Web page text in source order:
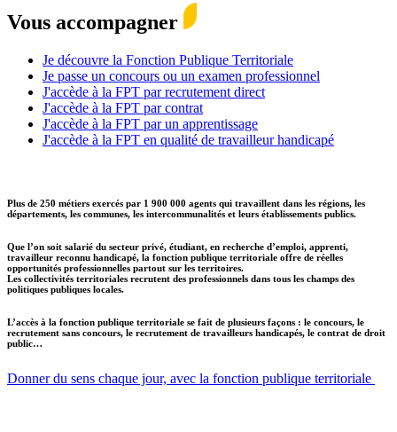
Plus de 250 métiers exercés par 1 900 000 agents qui travaillent dans les régions, les
départements, les communes, les intercommunalités et leurs établissements publics.
Que l’on soit salarié du secteur privé, étudiant, en recherche d’emploi, apprenti,
travailleur reconnu handicapé, la fonction publique territoriale offre de réelles
opportunités professionnelles partout sur les territoires.
Les collectivités territoriales recrutent des professionnels dans tous les champs des
politiques publiques locales.
L’accès à la fonction publique territoriale se fait de plusieurs façons : le concours, le
recrutement sans concours, le recrutement de travailleurs handicapés, le contrat de droit
public…
Donner du sens chaque jour, avec la fonction publique territoriale
Vous accompagner
Je découvre la Fonction Publique Territoriale
Je passe un concours ou un examen professionnel
J'accède à la FPT par recrutement direct
J'accède à la FPT par contrat
J'accède à la FPT par un apprentissage
J'accède à la FPT en qualité de travailleur handicapé